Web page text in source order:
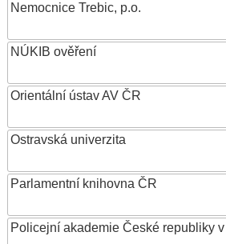
Nemocnice Trebic, p.o.
NÚKIB ověření
Orientální ústav AV ČR
Ostravská univerzita
Parlamentní knihovna ČR
Policejní akademie České republiky